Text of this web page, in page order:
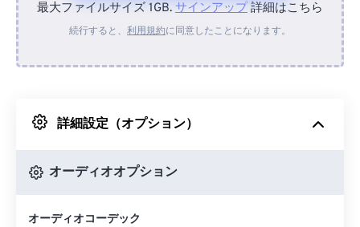
デバイスから
Googleドライブから
最大ファイルサイズ 1GB. サインアップ詳細はこちら
続行すると、 利用規約に同意したことになります。
詳細設定（オプション）
オーディオオプション
オーディオコーデック